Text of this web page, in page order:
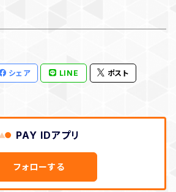
シェア LINE ポスト
PAY IDアプリ
フォローする